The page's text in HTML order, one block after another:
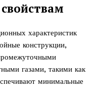
характеристик
конструкции,
газами, такими как
минимальные